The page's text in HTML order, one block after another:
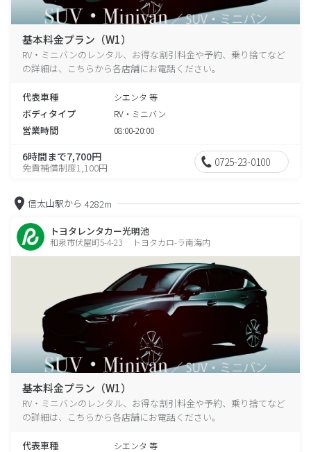
基本料金プラン（W1）
RV・ミニバンのレンタル、お得な割引料金や予約、乗り捨てなど
の詳細は、こちらから各店舗にお電話ください。
代表車種 シエンタ 等
ボディタイプ RV・ミニバン
営業時間 08:00-20:00
6時間まで7,700円
免責補償制度1,100円 0725-23-0100
信太山駅から 4282m
トヨタレンタカー光明池
和泉市伏屋町5-4-23 トヨタカロ-ラ南海内
基本料金プラン（W1）
RV・ミニバンのレンタル、お得な割引料金や予約、乗り捨てなど
の詳細は、こちらから各店舗にお電話ください。
代表車種 シエンタ 等